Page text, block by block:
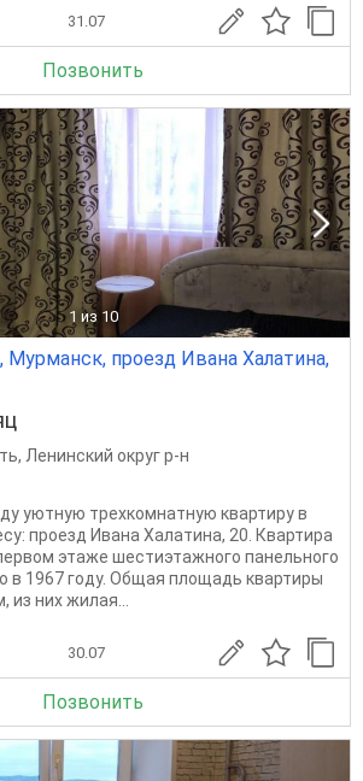
31.07
Позвонить
1 из 10
Мурманск, проезд Ивана Халатина,
, Ленинский округ р-н
уютную трехкомнатную квартиру в
проезд Ивана Халатина, 20. Квартира
этаже шестиэтажного панельного
в 1967 году. Общая площадь квартиры
из них жилая...
30.07
Позвонить